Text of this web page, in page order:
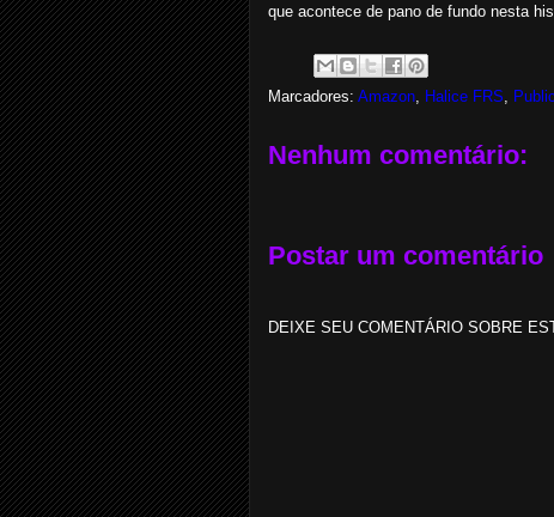
que acontece de pano de fundo nesta
Marcadores: Amazon, Halice FRS,
Nenhum comentário:
Postar um comentário
DEIXE SEU COMENTÁRIO SOBRE